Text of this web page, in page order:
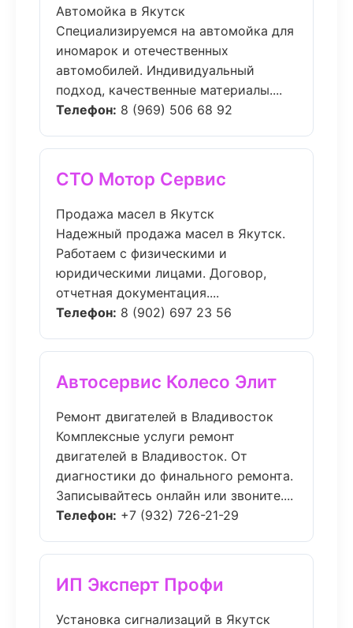
Автомойка в Якутск
Специализируемся на автомойка для
иномарок и отечественных
автомобилей. Индивидуальный
подход, качественные материалы....
Телефон: 8 (969) 506 68 92
СТО Мотор Сервис
Продажа масел в Якутск
Надежный продажа масел в Якутск.
Работаем с физическими и
юридическими лицами. Договор,
отчетная документация....
Телефон: 8 (902) 697 23 56
Автосервис Колесо Элит
Ремонт двигателей в Владивосток
Комплексные услуги ремонт
двигателей в Владивосток. От
диагностики до финального ремонта.
Записывайтесь онлайн или звоните....
Телефон: +7 (932) 726-21-29
ИП Эксперт Профи
Установка сигнализаций в Якутск